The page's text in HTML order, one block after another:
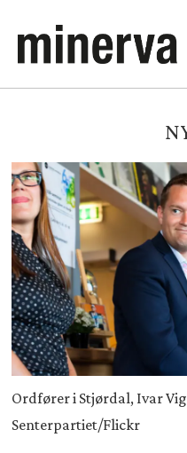
Ordfører i Stjørdal, Ivar
Senterpartiet/Flickr